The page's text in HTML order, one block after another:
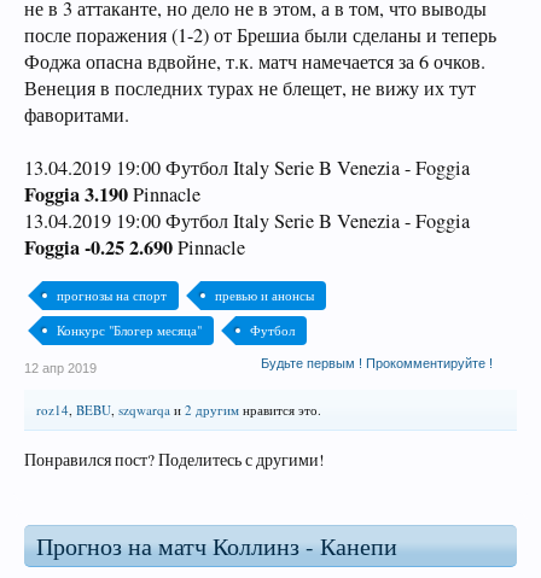
не в 3 аттаканте, но дело не в этом, а в том, что выводы
после поражения (1-2) от Брешиа были сделаны и теперь
Фоджа опасна вдвойне, т.к. матч намечается за 6 очков.
Венеция в последних турах не блещет, не вижу их тут
фаворитами.
13.04.2019 19:00 Футбол Italy Serie B Venezia - Foggia
Foggia 3.190Pinnacle
13.04.2019 19:00 Футбол Italy Serie B Venezia - Foggia
Foggia -0.25 2.690Pinnacle
прогнозы на спорт
превью и анонсы
Конкурс "Блогер месяца"
Футбол
Будьте первым ! Прокомментируйте !
12 апр 2019
roz14, BEBU, szqwarqa и 2 другим нравится это.
Понравился пост? Поделитесь с другими!
Прогноз на матч Коллинз - Канепи